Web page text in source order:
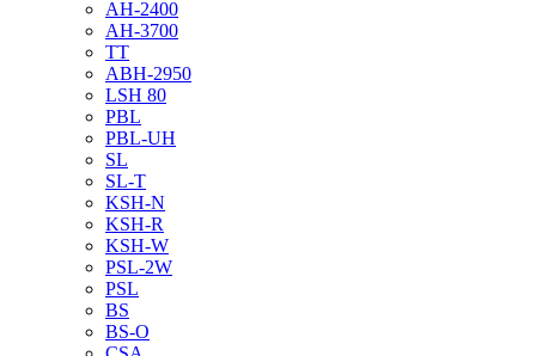
AH-2400
AH-3700
TT
ABH-2950
LSH 80
PBL
PBL-UH
SL
SL-T
KSH-N
KSH-R
KSH-W
PSL-2W
PSL
BS
BS-O